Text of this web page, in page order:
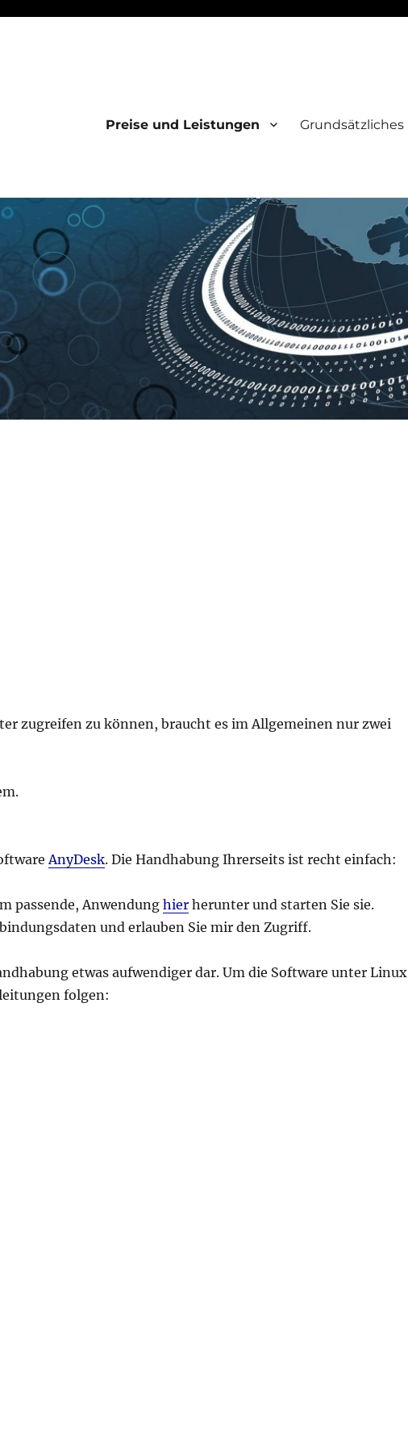
Preise und Leistungen Grundsätzliches
zugreifen zu können, braucht es im Allgemeinen nur zwei
AnyDesk. Die Handhabung Ihrerseits ist recht einfach:
passende, Anwendunghier herunter und starten Sie sie.
und erlauben Sie mir den Zugriff.
etwas aufwendiger dar. Um die Software unter Linux
folgen: